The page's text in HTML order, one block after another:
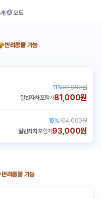
개 오토
반려동물 가능
11 %92,000원
일반자차포함가81,000원
10%104,000원
일반자차포함가93,000원
반려동물 가능